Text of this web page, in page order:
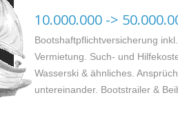
10.000.000 ->
Bootshaftpflichtversicherung
Vermietung. Such- und
Wasserski & ähnliches.
untereinander. Bootstrailer &